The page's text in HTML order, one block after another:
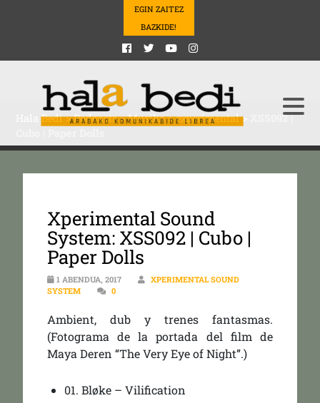
EGIN ZAITEZ
BAZKIDE!
Hala Bedi>Podcasts>Musika>experimental>
XSS092 |
Xperimental Sound
System: XSS092 | Cubo |
Paper Dolls
1 ABENDUA, 2017
XPERIMENTAL SOUND
SYSTEM
0
Ambient, dub y trenes fantasmas.
(Fotograma de la portada del film de
Maya Deren “The Very Eye of Night”.)
01. Bløke – Vilification